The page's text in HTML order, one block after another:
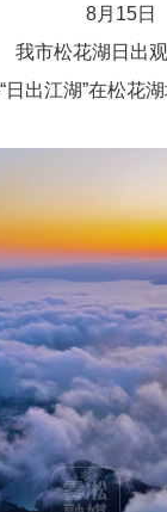
8月15日
我市松花湖日出
出江湖”在松花